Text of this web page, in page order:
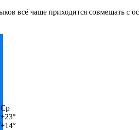
всё чаще приходится совмещать с
Ср
+23°
+14°